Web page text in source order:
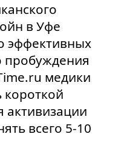
в Уфе
эффективных
пробуждения
медики
короткой
активизации
всего 5-10